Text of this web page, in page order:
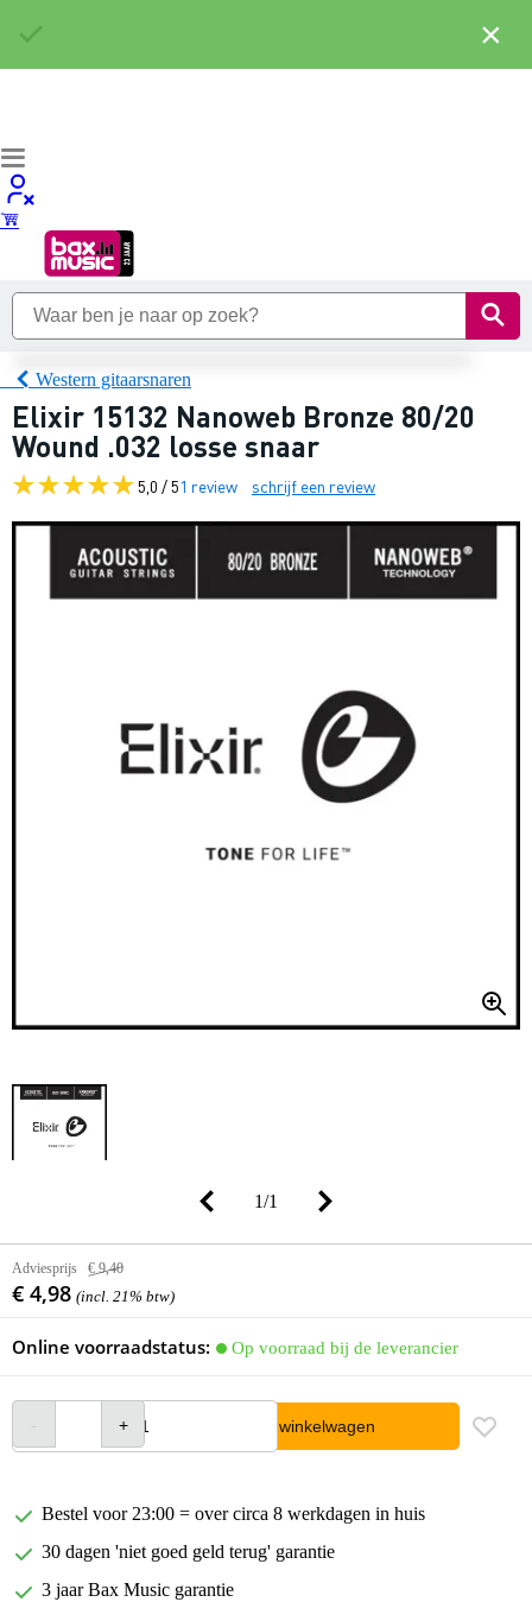
Western gitaarsnaren
Elixir 15132 Nanoweb Bronze 80/20
Wound .032 losse snaar
5,0 / 51 review schrijf een review
1/1
Adviesprijs € 9,40
€ 4,98 (incl. 21% btw)
Online voorraadstatus: Op voorraad bij de leverancier
In winkelwagen
Bestel voor 23:00 = over circa 8 werkdagen in huis
30 dagen 'niet goed geld terug' garantie
3 jaar Bax Music garantie
×